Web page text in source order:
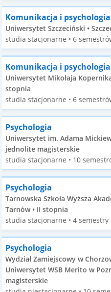
Komunikacja i
Uniwersytet Szczeciński •
studia stacjonarne • 6
Komunikacja i
Uniwersytet Mikołaja
stopnia
studia stacjonarne • 6
Psychologia
Uniwersytet im. Adama
jednolite magisterskie
studia stacjonarne • 10
Psychologia
Tarnowska Szkoła Wyższa
Tarnów • II stopnia
studia stacjonarne • 4 semestry
Psychologia
Wydział Zamiejscowy w
Uniwersytet WSB Merito w
magisterskie